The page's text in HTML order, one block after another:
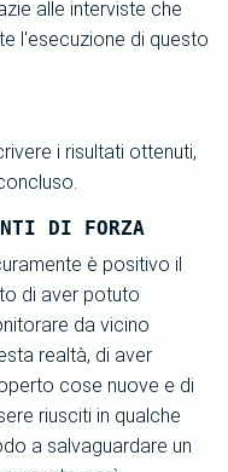
alle interviste che
l'esecuzione di questo
i risultati ottenuti,
DI FORZA
è positivo il
di aver potuto
da vicino
realtà, di aver
cose nuove e di
riusciti in qualche
a salvaguardare un